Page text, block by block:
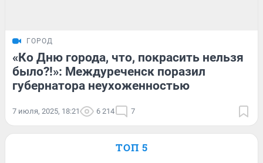
ГОРОД
«Ко Дню города, что, покрасить нельзя
было?!»: Междуреченск поразил
губернатора неухоженностью
7 июля, 2025, 18:21 6 214 7
ТОП 5